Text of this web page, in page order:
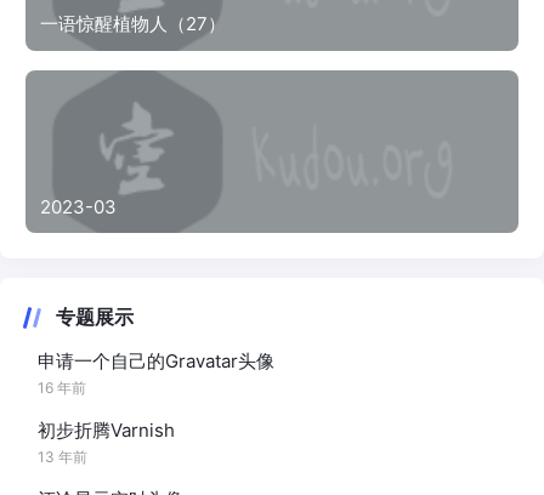
一语惊醒植物人（27）
2023-03
专题展示
申请一个自己的Gravatar头像
16 年前
初步折腾Varnish
13 年前